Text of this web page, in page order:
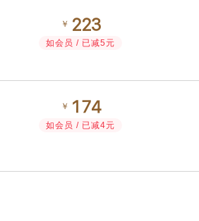
￥ 
如会员 / 已减5元
￥  
如会员 / 已减4元